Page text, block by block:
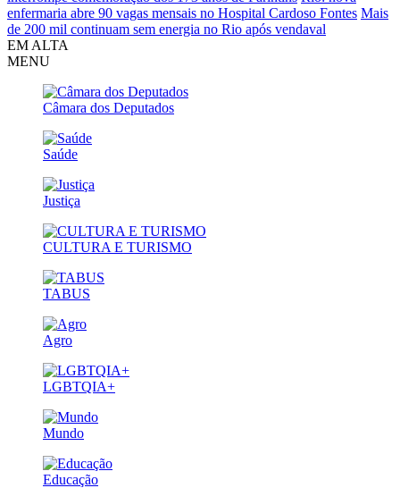
enfermaria abre 90 vagas mensais no Hospital Cardoso Fontes Mais
de 200 mil continuam sem energia no Rio após vendaval
EM ALTA
MENU
Câmara dos Deputados
Saúde
Justiça
CULTURA E TURISMO
TABUS
Agro
LGBTQIA+
Mundo
Educação